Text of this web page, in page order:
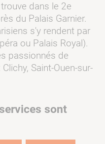
dans le 2e
du Palais Garnier.
s'y rendent par
ou Palais Royal).
passionnés de
Saint-Ouen-sur-
sont